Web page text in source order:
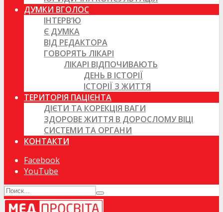
ДУМКИ ВГОЛОС
ІНТЕРВ’Ю
Є ДУМКА
ВІД РЕДАКТОРА
ГОВОРЯТЬ ЛІКАРІ
ЛІКАРІ ВІДПОЧИВАЮТЬ
ДЕНЬ В ІСТОРІЇ
ІСТОРІЇ З ЖИТТЯ
ТЕРИТОРІЯ ПАЦІЄНТА
ДІЄТИ ТА КОРЕКЦІЯ ВАГИ
ЗДОРОВЕ ЖИТТЯ В ДОРОСЛОМУ ВІЦІ
СИСТЕМИ ТА ОРГАНИ
КОНТАКТИ
Facebook
YouTube